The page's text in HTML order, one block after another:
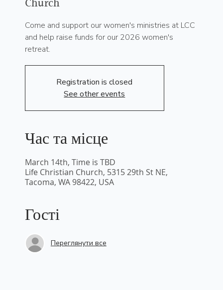
Church
Come and support our women's ministries at LCC
and help raise funds for our 2026 women's
retreat.
Registration is closed
See other events
Час та місце
March 14th, Time is TBD
Life Christian Church, 5315 29th St NE,
Tacoma, WA 98422, USA
Гості
Переглянути все